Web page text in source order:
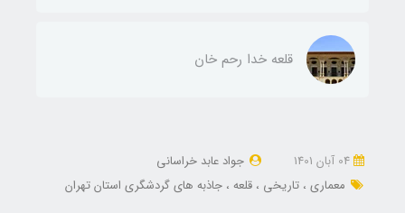
قلعه خدا رحم خان
جواد عابد خراسانی
معماری تاریخی قلعه جاذبه های گردشگری استان تهران